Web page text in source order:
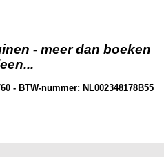
- meer dan boeken
- BTW-nummer: NL002348178B55